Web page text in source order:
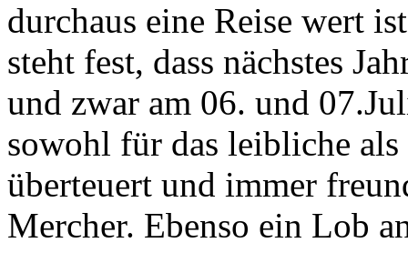
durchaus eine Reise wert
steht fest, dass nächstes
und zwar am 06. und
sowohl für das leibliche
überteuert und immer
Mercher. Ebenso ein Lob